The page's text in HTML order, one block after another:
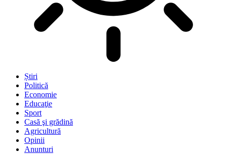
Știri
Politică
Economie
Educaţie
Sport
Casă şi grădină
Agricultură
Opinii
Anunturi